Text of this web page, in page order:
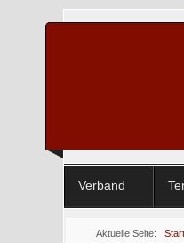
Verband
Aktuelle Seite: